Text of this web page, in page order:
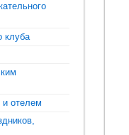
клуба
и отелем